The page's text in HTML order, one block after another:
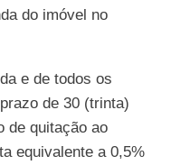
do imóvel no
e de todos os
de 30 (trinta)
de quitação ao
equivalente a 0,5%